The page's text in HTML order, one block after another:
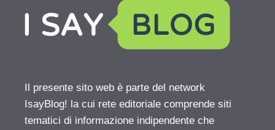
Il presente sito web è parte del network
IsayBlog! la cui rete editoriale comprende siti
tematici di informazione indipendente che